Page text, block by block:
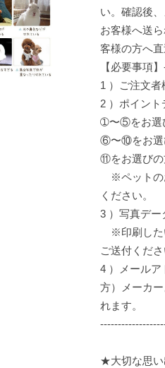
い。確認後
お客様へ送
客様の方へ直
【必要事項
1 ）ご注文者
2 ）ポイント
➀〜⑤をお選
⑥〜⑩をお選
⑪をお選びの
※ペットの
ください。
3 ）写真デー
※印刷した
ご送付くださ
4 ）メールア
方）メーカ
れます。
★大切な思い